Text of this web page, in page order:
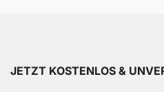
JETZT KOSTENLOS &